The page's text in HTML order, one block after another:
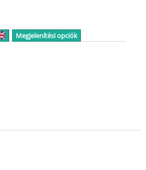
Megjelenítési opciók